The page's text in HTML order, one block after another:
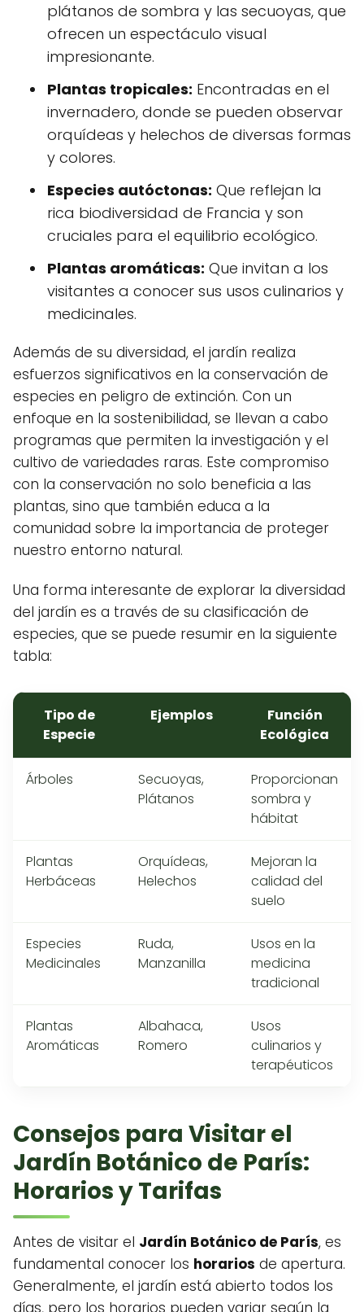
plátanos de sombra y las secuoyas, que
ofrecen un espectáculo visual
impresionante.
Plantas tropicales: Encontradas en el
invernadero, donde se pueden observar
orquídeas y helechos de diversas formas
y colores.
Especies autóctonas: Que reflejan la
rica biodiversidad de Francia y son
cruciales para el equilibrio ecológico.
Plantas aromáticas: Que invitan a los
visitantes a conocer sus usos culinarios y
medicinales.
Además de su diversidad, el jardín realiza
esfuerzos significativos en la conservación de
especies en peligro de extinción. Con un
enfoque en la sostenibilidad, se llevan a cabo
programas que permiten la investigación y el
cultivo de variedades raras. Este compromiso
con la conservación no solo beneficia a las
plantas, sino que también educa a la
comunidad sobre la importancia de proteger
nuestro entorno natural.
Una forma interesante de explorar la diversidad
del jardín es a través de su clasificación de
especies, que se puede resumir en la siguiente
tabla:
Tipo de
Especie
Ejemplos
Función
Ecológica
Árboles
Secuoyas,
Plátanos
Proporcionan
sombra y
hábitat
Plantas
Herbáceas
Orquídeas,
Helechos
Mejoran la
calidad del
suelo
Especies
Medicinales
Ruda,
Manzanilla
Usos en la
medicina
tradicional
Plantas
Aromáticas
Albahaca,
Romero
Usos
culinarios y
terapéuticos
Consejos para Visitar el
Jardín Botánico de París:
Horarios y Tarifas
Antes de visitar el Jardín Botánico de París, es
fundamental conocer los horarios de apertura.
Generalmente, el jardín está abierto todos los
días, pero los horarios pueden variar según la